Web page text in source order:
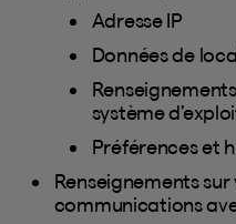
Adresse IP
Données de
système
Préférences et
Renseignements
communications